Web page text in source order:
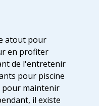
atout pour
en profiter
de l'entretenir
pour piscine
pour maintenir
il existe